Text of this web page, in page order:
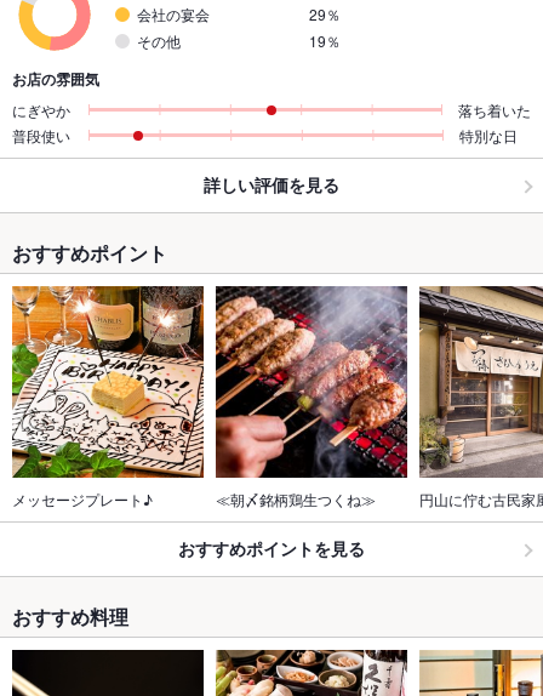
会社の宴会
29％
その他
19％
お店の雰囲気
にぎやか
落ち着いた
普段使い
特別な日
詳しい評価を見る
おすすめポイント
メッセージプレート♪ ≪朝〆銘柄鶏生つくね≫ 円山に佇む古民家
おすすめポイントを見る
おすすめ料理